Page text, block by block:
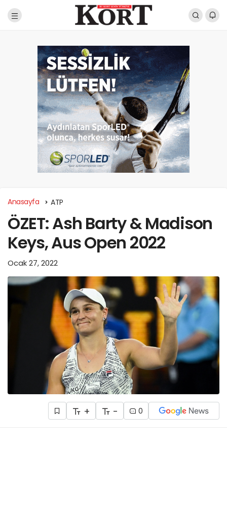
Anasayfa ATP
ÖZET: Ash Barty & Madison
Keys, Aus Open 2022
Ocak 27, 2022
+ - 0